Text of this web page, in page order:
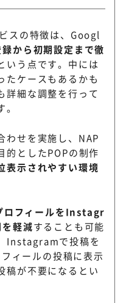
スの特徴は、Googl
録から初期設定まで徹
いう点です。中には
たケースもあるかも
詳細な調整を行って
わせを実施し、NAP
的としたPOPの制作
表示されやすい環境
ロフィールをInstagr
軽減することも可能
Instagramで投稿を
ィールの投稿に表示
稿が不要になるとい